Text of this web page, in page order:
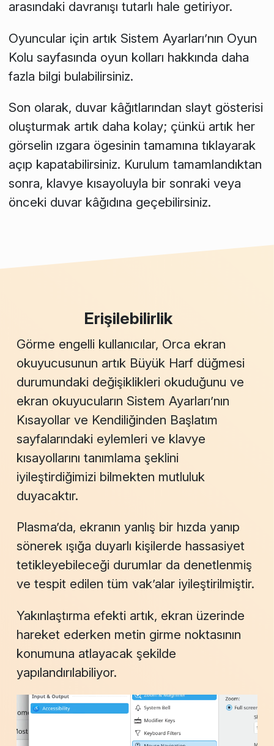
arasındaki davranışı tutarlı hale getiriyor.
Oyuncular için artık Sistem Ayarları’nın Oyun
Kolu sayfasında oyun kolları hakkında daha
fazla bilgi bulabilirsiniz.
Son olarak, duvar kâğıtlarından slayt gösterisi
oluşturmak artık daha kolay; çünkü artık her
görselin ızgara ögesinin tamamına tıklayarak
açıp kapatabilirsiniz. Kurulum tamamlandıktan
sonra, klavye kısayoluyla bir sonraki veya
önceki duvar kâğıdına geçebilirsiniz.
Erişilebilirlik
Görme engelli kullanıcılar, Orca ekran
okuyucusunun artık Büyük Harf düğmesi
durumundaki değişiklikleri okuduğunu ve
ekran okuyucuların Sistem Ayarları’nın
Kısayollar ve Kendiliğinden Başlatım
sayfalarındaki eylemleri ve klavye
kısayollarını tanımlama şeklini
iyileştirdiğimizi bilmekten mutluluk
duyacaktır.
Plasma’da, ekranın yanlış bir hızda yanıp
sönerek ışığa duyarlı kişilerde hassasiyet
tetikleyebileceği durumlar da denetlenmiş
ve tespit edilen tüm vak’alar iyileştirilmiştir.
Yakınlaştırma efekti artık, ekran üzerinde
hareket ederken metin girme noktasının
konumuna atlayacak şekilde
yapılandırılabiliyor.